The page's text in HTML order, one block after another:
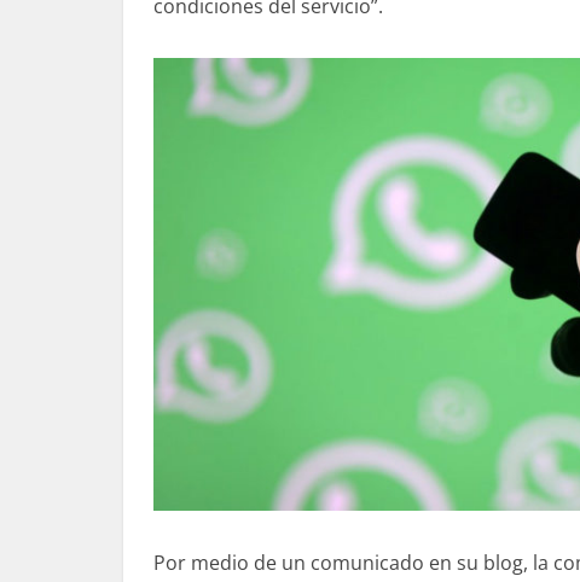
condiciones del servicio”.
Por medio de un comunicado en su blog, la